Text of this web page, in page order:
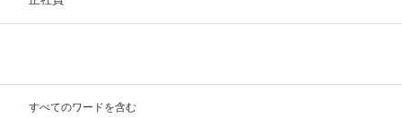
ワード
HTML5すべてのワードを含む